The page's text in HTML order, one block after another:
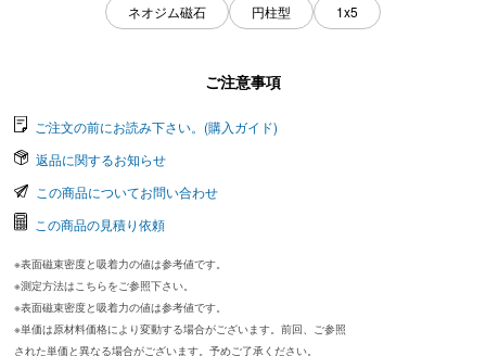
ネオジム磁石 円柱型 1x5
ご注意事項
ご注文の前にお読み下さい。(購入ガイド)
返品に関するお知らせ
この商品についてお問い合わせ
この商品の見積り依頼
※表面磁束密度と吸着力の値は参考値です。
※測定方法はこちらをご参照下さい。
※表面磁束密度と吸着力の値は参考値です。
※単価は原材料価格により変動する場合がございます。前回、ご参照
された単価と異なる場合がございます。予めご了承ください。